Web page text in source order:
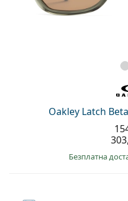
Oakley Latch
Безплатна